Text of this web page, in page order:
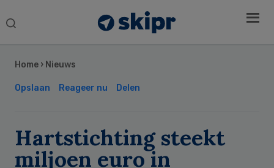
Search
Home › Nieuws
Opslaan Reageer nu Delen
Hartstichting steekt
miljoen euro in
Sidebar